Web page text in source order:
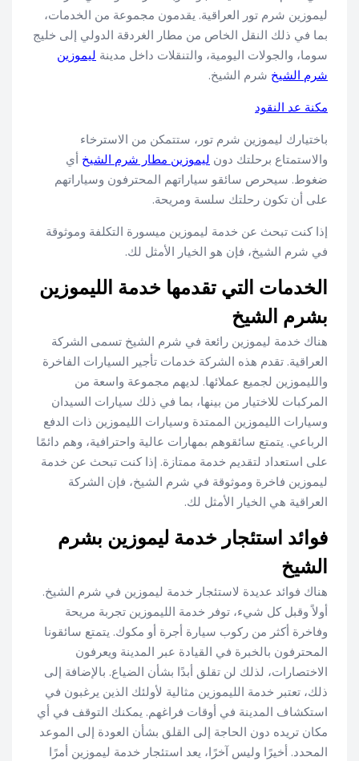
ليموزين شرم تور العراقية. يقدمون مجموعة من الخدمات،
بما في ذلك النقل الخاص من مطار الغردقة الدولي إلى خليج
سوما، والجولات اليومية، والتنقلات داخل مدينة ليموزين
شرم الشيخ شرم الشيخ.
مكنة عد النقود
باختيارك ليموزين شرم تور، ستتمكن من الاسترخاء
والاستمتاع برحلتك دون ليموزين مطار شرم الشيخ أي
ضغوط. سيحرص سائقو سياراتهم المحترفون وسياراتهم
على أن تكون رحلتك سلسة ومريحة.
إذا كنت تبحث عن خدمة ليموزين ميسورة التكلفة وموثوقة
في شرم الشيخ، فإن هو الخيار الأمثل لك.
الخدمات التي تقدمها خدمة الليموزين
بشرم الشيخ
هناك خدمة ليموزين رائعة في شرم الشيخ تسمى الشركة
العراقية. تقدم هذه الشركة خدمات تأجير السيارات الفاخرة
والليموزين لجميع عملائها. لديهم مجموعة واسعة من
المركبات للاختيار من بينها، بما في ذلك سيارات السيدان
وسيارات الليموزين الممتدة وسيارات الليموزين ذات الدفع
الرباعي. يتمتع سائقوهم بمهارات عالية واحترافية، وهم دائمًا
على استعداد لتقديم خدمة ممتازة. إذا كنت تبحث عن خدمة
ليموزين فاخرة وموثوقة في شرم الشيخ، فإن الشركة
العراقية هي الخيار الأمثل لك.
فوائد استئجار خدمة ليموزين بشرم
الشيخ
هناك فوائد عديدة لاستئجار خدمة ليموزين في شرم الشيخ.
أولاً وقبل كل شيء، توفر خدمة الليموزين تجربة مريحة
وفاخرة أكثر من ركوب سيارة أجرة أو مكوك. يتمتع سائقونا
المحترفون بالخبرة في القيادة عبر المدينة ويعرفون
الاختصارات، لذلك لن تقلق أبدًا بشأن الضياع. بالإضافة إلى
ذلك، تعتبر خدمة الليموزين مثالية لأولئك الذين يرغبون في
استكشاف المدينة في أوقات فراغهم. يمكنك التوقف في أي
مكان تريده دون الحاجة إلى القلق بشأن العودة إلى الموعد
المحدد. أخيرًا وليس آخرًا، يعد استئجار خدمة ليموزين أمرًا